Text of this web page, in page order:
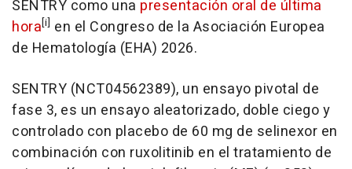
SENTRY como una presentación oral de última
hora[i] en el Congreso de la Asociación Europea
de Hematología (EHA) 2026.
SENTRY (NCT04562389), un ensayo pivotal de
fase 3, es un ensayo aleatorizado, doble ciego y
controlado con placebo de 60 mg de selinexor en
combinación con ruxolitinib en el tratamiento de